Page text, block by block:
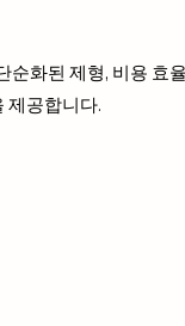
순화된 제형, 비용 효
제공합니다.